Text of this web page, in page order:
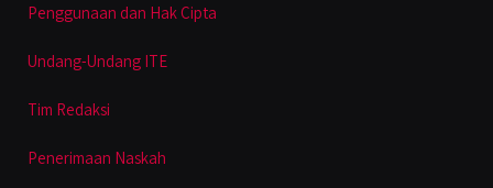
Penggunaan dan Hak Cipta
Undang-Undang ITE
Tim Redaksi
Penerimaan Naskah